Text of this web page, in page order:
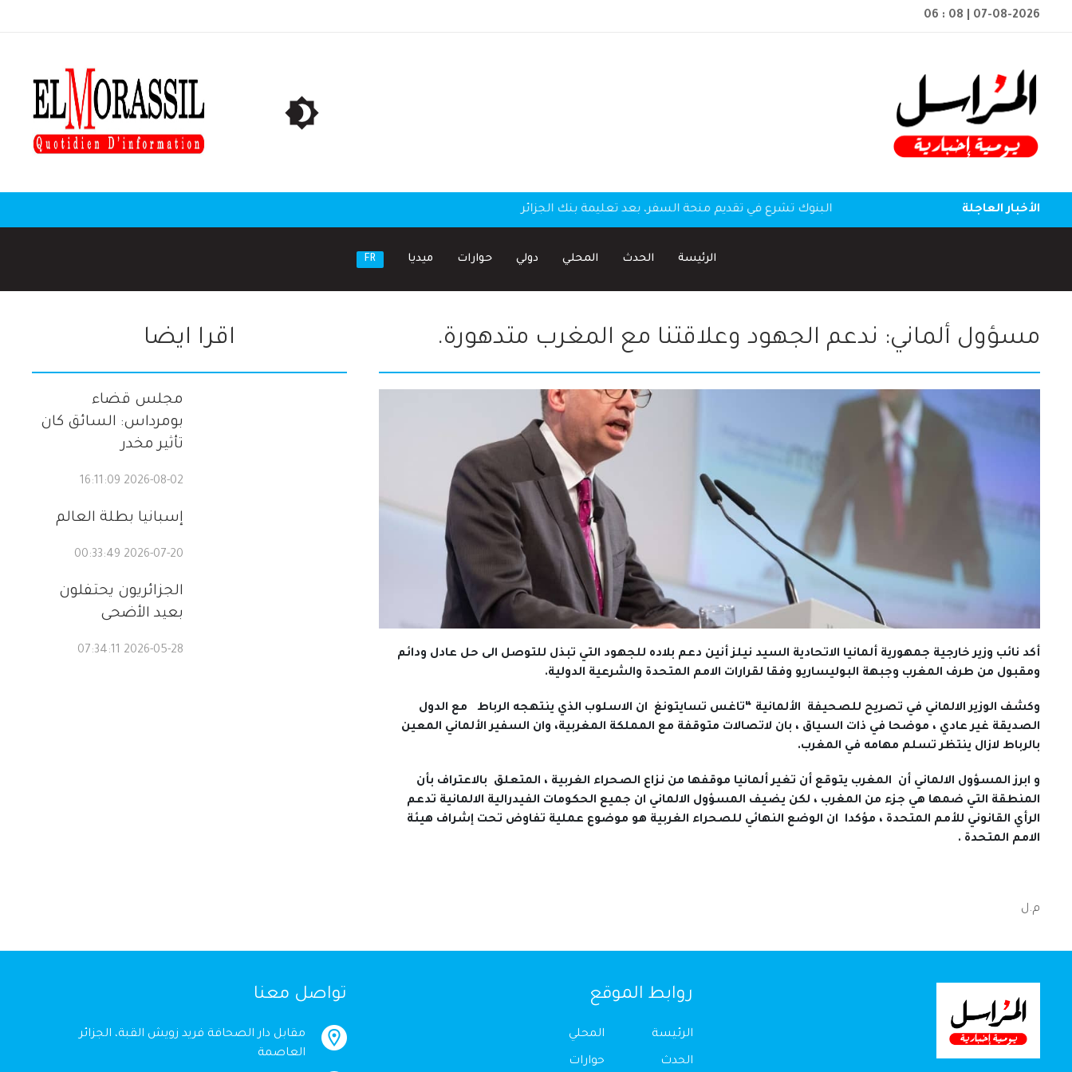
06 : 08 | 07-08-2026
الأخبار العاجلة البنوك تشرع في تقديم منحة السفر، بعد تعليمة بنك الجزائر
الرئيسة الحدث المحلي دولي حوارات ميديا FR
مسؤول ألماني: ندعم الجهود وعلاقتنا مع المغرب متدهورة.
أكد نائب وزير خارجية جمهورية ألمانيا الاتحادية السيد نيلز أنين دعم بلاده للجهود التي تبذل للتوصل الى حل عادل ودائم
ومقبول من طرف المغرب وجبهة البوليساريو وفقا لقرارات الامم المتحدة والشرعية الدولية.
وكشف الوزير الالماني في تصريح للصحيفة الألمانية “تاغس تسايتونغ ان الاسلوب الذي ينتهجه الرباط مع الدول
الصديقة غير عادي ، موضحا في ذات السياق ، بان لاتصالات متوقفة مع المملكة المغربية، وان السفير الألماني المعين
بالرباط لازال ينتظر تسلم مهامه في المغرب.
و ابرز المسؤول الالماني أن المغرب يتوقع أن تغير ألمانيا موقفها من نزاع الصحراء الغربية ، المتعلق بالاعتراف بأن
المنطقة التي ضمها هي جزء من المغرب ، لكن يضيف المسؤول الالماني ان جميع الحكومات الفيدرالية الالمانية تدعم
الرأي القانوني للأمم المتحدة ، مؤكدا ان الوضع النهائي للصحراء الغربية هو موضوع عملية تفاوض تحت إشراف هيئة
الامم المتحدة .
م.ل
اقرا ايضا
مجلس قضاء
بومرداس: السائق كان
تأثير مخدر
2026-08-02 16:11:09
إسبانيا بطلة العالم
2026-07-20 00:33:49
الجزائريون يحتفلون
بعيد الأضحى
2026-05-28 07:34:11
روابط الموقع
الرئيسة
الحدث
المحلي
حوارات
تواصل معنا
مقابل دار الصحافة فريد زويش القبة، الجزائر
العاصمة